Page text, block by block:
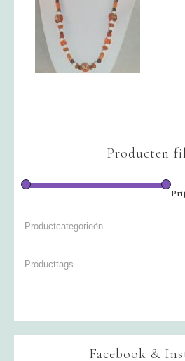
Producten
Facebook &